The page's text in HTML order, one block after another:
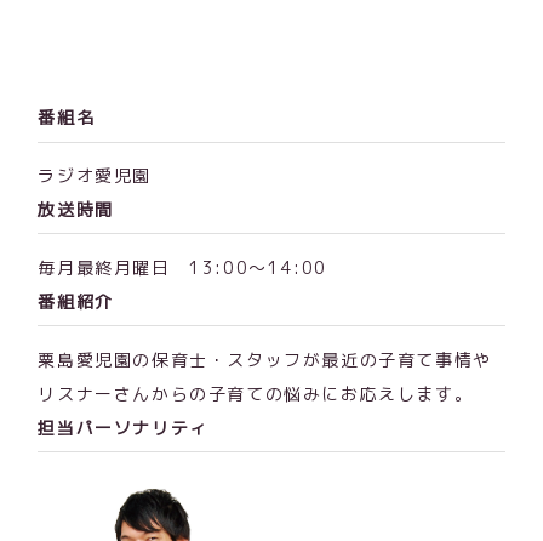
番組名
ラジオ愛児園
放送時間
毎月最終月曜日 13:00〜14:00
番組紹介
粟島愛児園の保育士・スタッフが最近の子育て事情や
リスナーさんからの子育ての悩みにお応えします。
担当パーソナリティ